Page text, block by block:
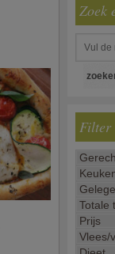
Zoek
Filter